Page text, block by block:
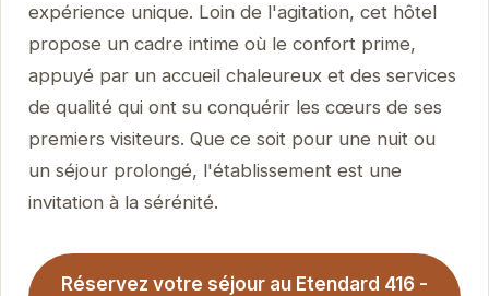
expérience unique. Loin de l'agitation, cet hôtel
propose un cadre intime où le confort prime,
appuyé par un accueil chaleureux et des services
de qualité qui ont su conquérir les cœurs de ses
premiers visiteurs. Que ce soit pour une nuit ou
un séjour prolongé, l'établissement est une
invitation à la sérénité.
Réservez votre séjour au Etendard 416 -